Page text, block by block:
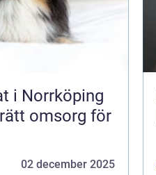
i Norrköping
omsorg för
02 december 2025